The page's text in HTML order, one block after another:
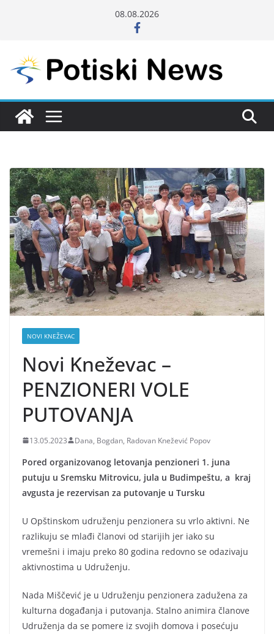
08.08.2026
NOVI KNEŽEVAC
Novi Kneževac –
PENZIONERI VOLE
PUTOVANJA
13.05.2023 Dana, Bogdan, Radovan Knežević Popov
Pored organizovanog letovanja penzioneri 1. juna
putuju u Sremsku Mitrovicu, jula u Budimpeštu, a kraj
avgusta je rezervisan za putovanje u Tursku
U Opštinskom udruženju penzionera su vrlo aktivni. Ne
razlikuju se mlađi članovi od starijih jer iako su
vremešni i imaju preko 80 godina redovno se odazivaju
aktivnostima u Udruženju.
Nada Miščević je u Udruženju penzionera zadužena za
kulturna događanja i putovanja. Stalno animira članove
Udruženja da se pomere iz svojih domova i posećuju